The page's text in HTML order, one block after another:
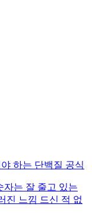
하는 단백질 공식
자는 잘 줄고 있는
진 느낌 드신 적 없